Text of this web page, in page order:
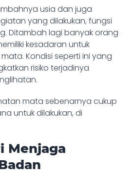
usia dan juga
yang dilakukan, fungsi
Ditambah lagi banyak orang
kesadaran untuk
Kondisi seperti ini yang
risiko terjadinya
mata sebenarnya cukup
untuk dilakukan, di
Menjaga